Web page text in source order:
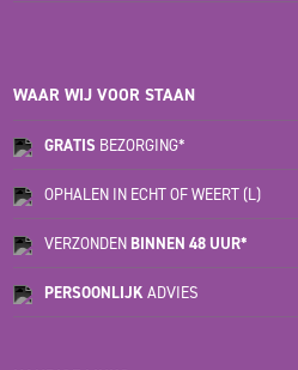
WAAR WIJ VOOR STAAN
GRATIS BEZORGING*
OPHALEN IN ECHT OF WEERT (L)
VERZONDEN BINNEN 48 UUR*
PERSOONLIJKADVIES